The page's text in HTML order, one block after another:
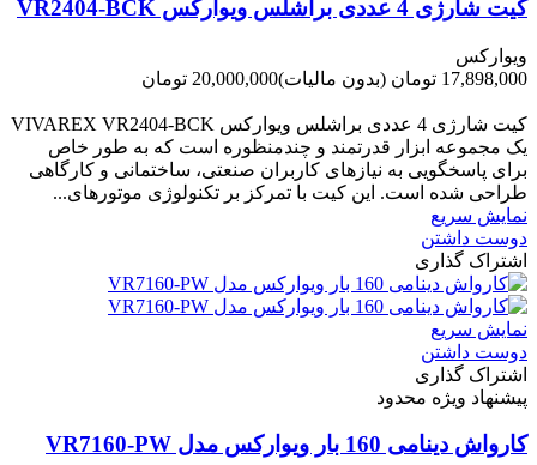
کیت شارژی 4 عددی براشلس ویوارکس VR2404-BCK
ویوارکس
17,898,000 تومان
(بدون مالیات)20,000,000 تومان
کیت شارژی 4 عددی براشلس ویوارکس VIVAREX VR2404-BCK
یک مجموعه ابزار قدرتمند و چندمنظوره است که به طور خاص
برای پاسخگویی به نیازهای کاربران صنعتی، ساختمانی و کارگاهی
طراحی شده است. این کیت با تمرکز بر تکنولوژی موتورهای...
نمایش سریع
دوست داشتن
اشتراک گذاری
نمایش سریع
دوست داشتن
اشتراک گذاری
پیشنهاد ویژه محدود
کارواش دینامی 160 بار ویوارکس مدل VR7160-PW